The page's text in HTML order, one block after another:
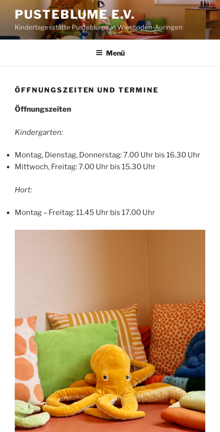
Inhalt
springen
PUSTEBLUME E.V.
Kindertagesstätte Pusteblume in Wiesbaden-Auringen
Menü
ÖFFNUNGSZEITEN UND TERMINE
Öffnungszeiten
Kindergarten:
Montag, Dienstag, Donnerstag: 7.00 Uhr bis 16.30 Uhr
Mittwoch, Freitag: 7.00 Uhr bis 15.30 Uhr
Hort:
Montag – Freitag: 11.45 Uhr bis 17.00 Uhr